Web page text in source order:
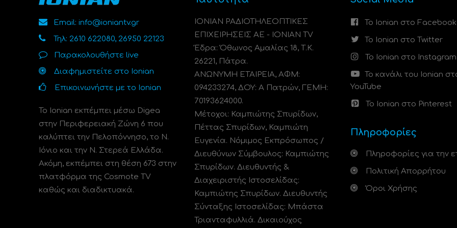
Email: info@ioniantv.gr
Τηλ: 2610 622080, 26950 22123
Παρακολουθήστε live
Διαφημιστείτε στο Ionian
Επικοινωνήστε με το Ionian
Το Ionian εκπέμπει μέσω Digea
στην Περιφερειακή Ζώνη 6 που
καλύπτει την Πελοπόννησο, το N.
Ιόνιο και την Ν. Στερεά Ελλάδα.
Ακόμη, εκπέμπει στη θέση 673 στην
πλατφόρμα της Cosmote TV
καθώς και διαδικτυακά.
ΙΟΝΙΑΝ ΡΑΔΙΟΤΗΛΕΟΠΤΙΚΕΣ
ΕΠΙΧΕΙΡΗΣΕΙΣ ΑΕ - IONIAN TV
Έδρα: Όθωνος Αμαλίας 18, Τ.Κ.
26221, Πάτρα.
ΑΝΩΝΥΜΗ ΕΤΑΙΡΕΙΑ, ΑΦΜ:
094233274, ΔΟΥ: A Πατρών, ΓΕΜΗ:
70193624000.
Μέτοχοι: Καμπιώτης Σπυρίδων,
Πέττας Σπυρίδων, Καμπιώτη
Ευγενία. Νόμιμος Εκπρόσωπος /
Διευθύνων Σύμβουλος: Καμπιώτης
Σπυρίδων. Διευθυντής &
Διαχειριστής Ιστοσελίδας:
Καμπιώτης Σπυρίδων. Διευθυντής
Σύνταξης Ιστοσελίδας: Μπάστα
Τριανταφυλλιά. Δικαιούχος
Το Ionian στο Facebook
Το Ionian στο Twitter
Το Ionian στο Instagram
Το κανάλι του Ionian
YouTube
Το Ionian στο Pinterest
Πληροφορίες
Πληροφορίες για την
Πολιτική Απορρήτου
Όροι Χρήσης